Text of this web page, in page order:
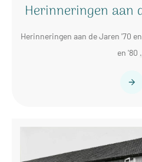
Herinneringen aan
Herinneringen aan de Jaren '70
en '80